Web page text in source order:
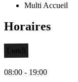
Multi Accueil
Horaires
Lundi
08:00 - 19:00